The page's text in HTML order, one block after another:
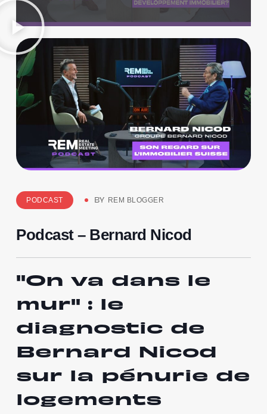
PODCAST BY REM BLOGGER
Podcast – Bernard Nicod
"On va dans le
mur" : le
diagnostic de
Bernard Nicod
sur la pénurie de
logements